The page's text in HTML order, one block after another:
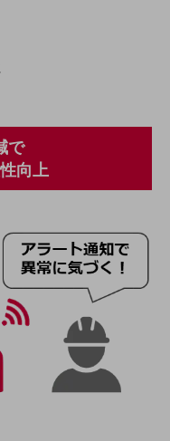
介します
ンドウで開きます
で
向上